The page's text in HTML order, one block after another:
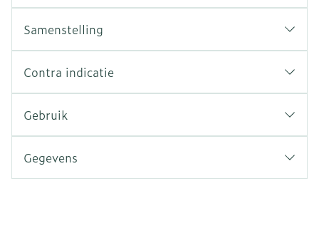
Samenstelling
Contra indicatie
Gebruik
Gegevens